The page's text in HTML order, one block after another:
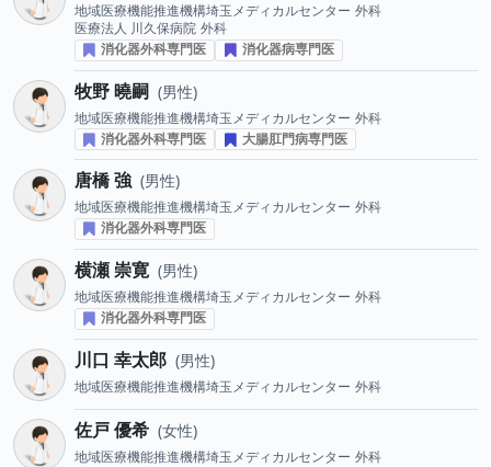
地域医療機能推進機構埼玉メディカルセンター 外科
医療法人 川久保病院 外科
消化器外科専門医
消化器病専門医
牧野 曉嗣 男性
地域医療機能推進機構埼玉メディカルセンター 外科
消化器外科専門医
大腸肛門病専門医
唐橋 強 男性
地域医療機能推進機構埼玉メディカルセンター 外科
消化器外科専門医
横瀬 崇寛 男性
地域医療機能推進機構埼玉メディカルセンター 外科
消化器外科専門医
川口 幸太郎 男性
地域医療機能推進機構埼玉メディカルセンター 外科
佐戸 優希 女性
地域医療機能推進機構埼玉メディカルセンター 外科